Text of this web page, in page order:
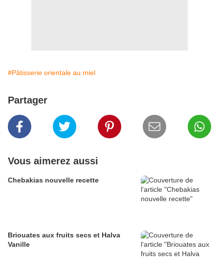
#Pâtisserie orientale au miel
Partager
Vous aimerez aussi
Chebakias nouvelle recette
Briouates aux fruits secs et Halva
Vanille